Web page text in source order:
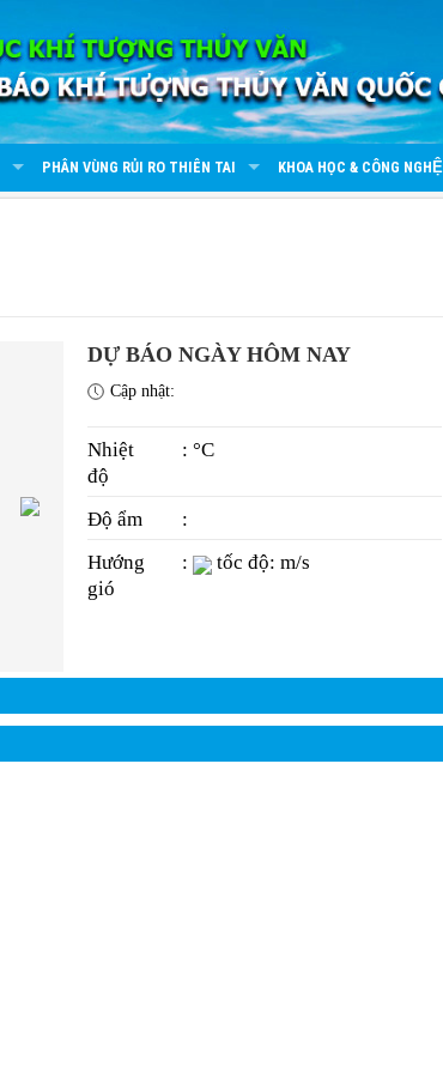
PHÂN VÙNG RỦI RO THIÊN TAI KHOA HỌC & CÔNG NGHỆ
DỰ BÁO NGÀY HÔM NAY
Cập nhật:
Nhiệt
độ
: °C
Độ ẩm
:
Hướng
gió
: tốc độ: m/s